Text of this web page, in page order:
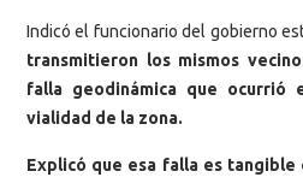
Indicó el funcionario del gobierno
transmitieron los mismos
falla geodinámica que
vialidad de la zona.
Explicó que esa falla es